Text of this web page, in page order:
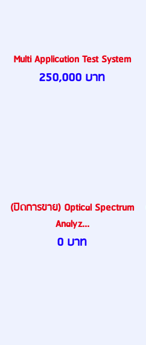
Multi Application Test System
250,000 บาท
(ปิดการขาย) Optical Spectrum
Analyz...
0 บาท